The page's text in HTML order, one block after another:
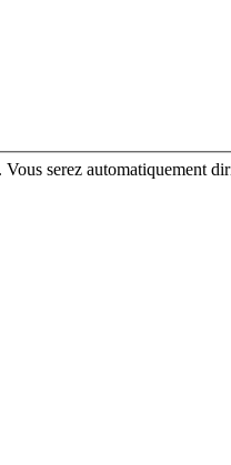
serez automatiquement